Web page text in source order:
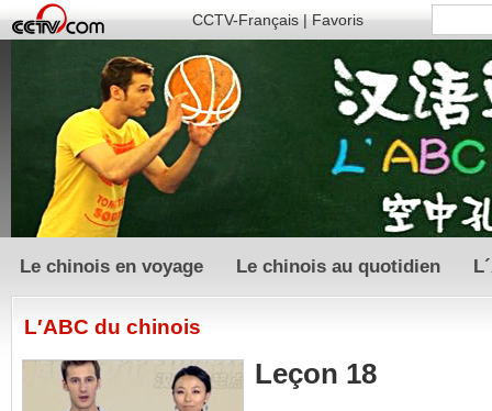
CCTV-Français|Favoris
Le chinois en voyage Le chinois au quotidien
L′ABC du chinois
Leçon 18